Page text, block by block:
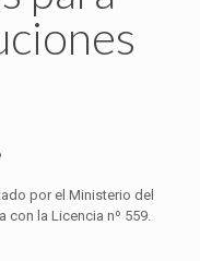
por el Ministerio del
con la Licencia nº 559.